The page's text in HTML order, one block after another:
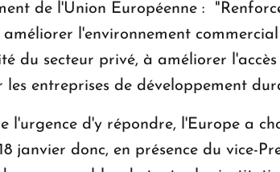
de l'Union Européenne :
l'environnement
du secteur privé, à améliorer l'accès
entreprises de développement
l'urgence d'y répondre, l'Europe a
janvier donc, en présence du vice-